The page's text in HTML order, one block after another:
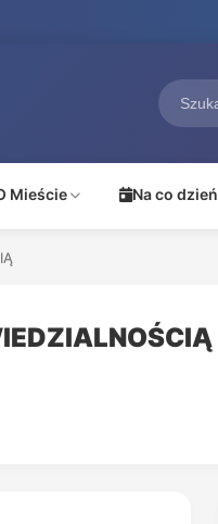
Mieście Na co dzień